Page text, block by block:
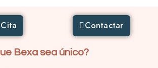
Contactar
Bexa sea único?